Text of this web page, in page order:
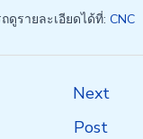
ดูรายละเอียดได้ที่: CNC
Next
Post